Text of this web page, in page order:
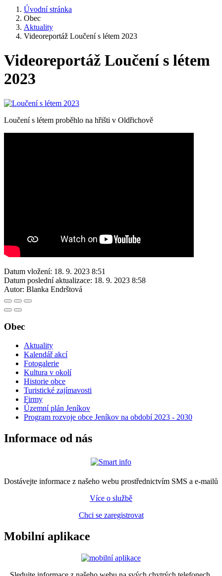
Úvodní stránka
Obec
Aktuality
Videoreportáž Loučení s létem 2023
Videoreportáž Loučení s létem
2023
Loučení s létem proběhlo na hřišti v Oldřichově
Datum vložení: 18. 9. 2023 8:51
Datum poslední aktualizace: 18. 9. 2023 8:58
Autor: Blanka Endrštová
Obec
Aktuality
Kalendář akcí
Fotogalerie
Kultura v okolí
Historie obce
Turistické zajímavosti
Firmy
Územní plán Jeníkov
Program rozvoje obce Jeníkov na období 2023 - 2030
Informace od nás
Dostávejte informace z našeho webu prostřednictvím SMS a e-mailů
Více o službě
Chci se zaregistrovat
Mobilní aplikace